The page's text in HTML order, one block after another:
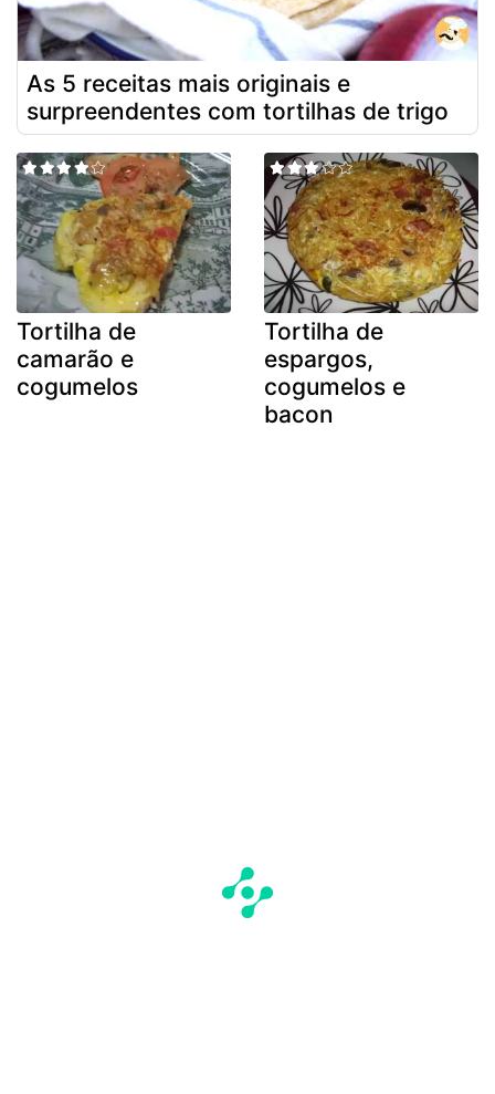
As 5 receitas mais originais e
surpreendentes com tortilhas de trigo
Tortilha de
camarão e
cogumelos
Tortilha de
espargos,
cogumelos e
bacon